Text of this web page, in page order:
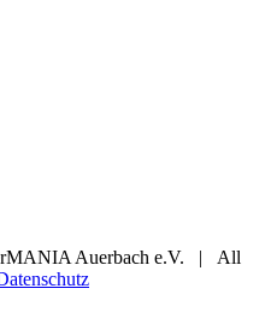
Auerbach e.V. | All